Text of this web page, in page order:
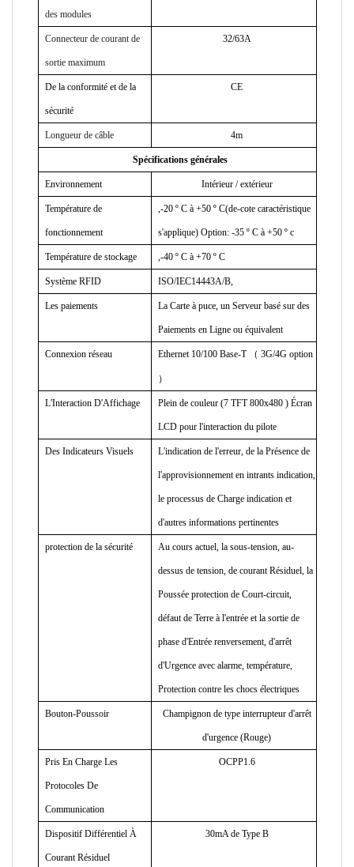
des modules
Connecteur de courant de
sortie maximum
32/63A
De la conformité et de la
sécurité
CE
Longueur de câble 4m
Spécifications générales
Environnement Intérieur / extérieur
Température de
fonctionnement
,-20ºC à +50ºC(de-cote caractéristique
s'applique) Option: -35ºC à +50ºc
Température de stockage ,-40ºC à +70ºC
Système RFID ISO/IEC14443A/B,
Les paiements La Carte à puce, un Serveur basé sur des
Paiements en Ligne ou équivalent
Connexion réseau Ethernet 10/100 Base-T（ 3G/4G option
）
L'Interaction D'Affichage Plein de couleur (7 TFT 800x480 ) Écran
LCD pour l'interaction du pilote
Des Indicateurs Visuels L'indication de l'erreur, de la Présence de
l'approvisionnement en intrants indication,
le processus de Charge indication et
d'autres informations pertinentes
protection de la sécurité Au cours actuel, la sous-tension, au-
dessus de tension, de courant Résiduel, la
Poussée protection de Court-circuit,
défaut de Terre à l'entrée et la sortie de
phase d'Entrée renversement, d'arrêt
d'Urgence avec alarme, température,
Protection contre les chocs électriques
Bouton-Poussoir Champignon de type interrupteur d'arrêt
d'urgence (Rouge)
Pris En Charge Les
Protocoles De
Communication
OCPP1.6
Dispositif Différentiel À
Courant Résiduel
30mA de Type B